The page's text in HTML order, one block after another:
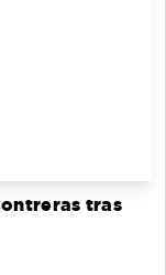
tras